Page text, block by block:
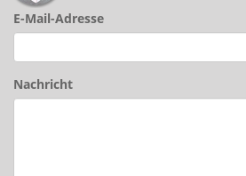
E-Mail-Adresse
Nachricht